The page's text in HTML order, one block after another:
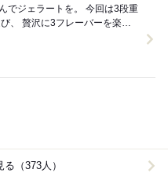
ートを。 今回は3段重
楽し
（373人）